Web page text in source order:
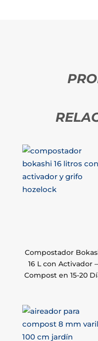
Compostador
16 L con Activador
Compost en 15-20